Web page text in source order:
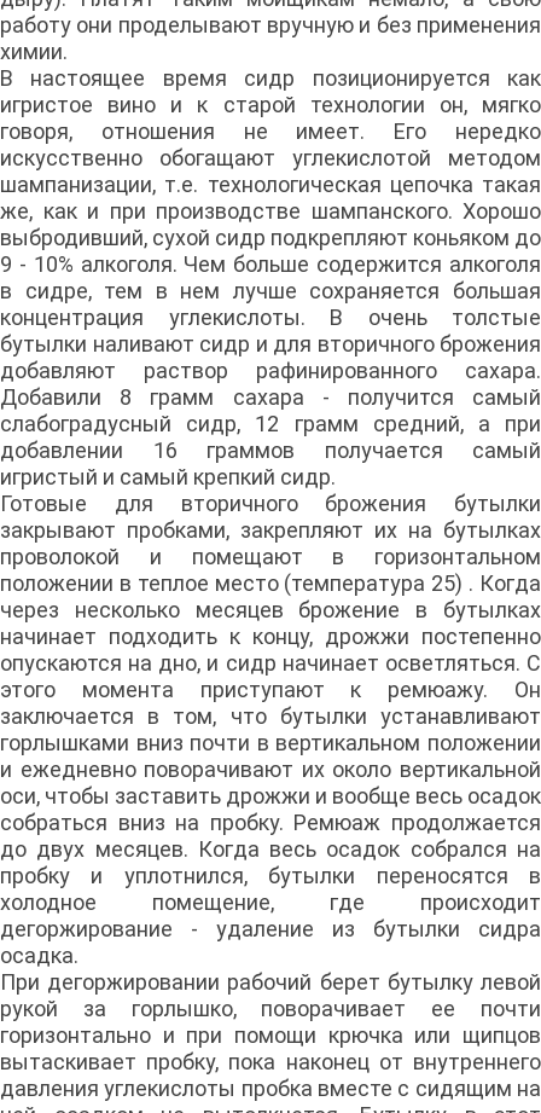
работу они проделывают вручную и без применения
химии.
В настоящее время сидр позиционируется как
игристое вино и к старой технологии он, мягко
говоря, отношения не имеет. Его нередко
искусственно обогащают углекислотой методом
шампанизации, т.е. технологическая цепочка такая
же, как и при производстве шампанского. Хорошо
выбродивший, сухой сидр подкрепляют коньяком до
9 - 10% алкоголя. Чем больше содержится алкоголя
в сидре, тем в нем лучше сохраняется большая
концентрация углекислоты. В очень толстые
бутылки наливают сидр и для вторичного брожения
добавляют раствор рафинированного сахара.
Добавили 8 грамм сахара - получится самый
слабоградусный сидр, 12 грамм средний, а при
добавлении 16 граммов получается самый
игристый и самый крепкий сидр.
Готовые для вторичного брожения бутылки
закрывают пробками, закрепляют их на бутылках
проволокой и помещают в горизонтальном
положении в теплое место (температура 25) . Когда
через несколько месяцев брожение в бутылках
начинает подходить к концу, дрожжи постепенно
опускаются на дно, и сидр начинает осветляться. С
этого момента приступают к ремюажу. Он
заключается в том, что бутылки устанавливают
горлышками вниз почти в вертикальном положении
и ежедневно поворачивают их около вертикальной
оси, чтобы заставить дрожжи и вообще весь осадок
собраться вниз на пробку. Ремюаж продолжается
до двух месяцев. Когда весь осадок собрался на
пробку и уплотнился, бутылки переносятся в
холодное помещение, где происходит
дегоржирование - удаление из бутылки сидра
осадка.
При дегоржировании рабочий берет бутылку левой
рукой за горлышко, поворачивает ее почти
горизонтально и при помощи крючка или щипцов
вытаскивает пробку, пока наконец от внутреннего
давления углекислоты пробка вместе с сидящим на